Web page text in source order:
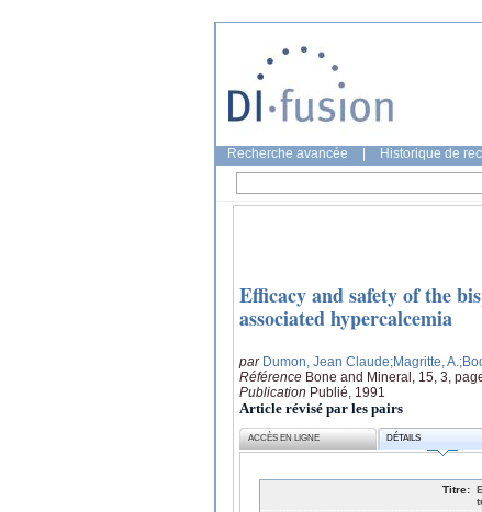
Recherche avancée Historique de
Efficacy and safety of the
associated hypercalcemia
par Dumon, Jean Claude;Magritte, A.
Référence Bone and Mineral, 15, 3,
Publication Publié, 1991
Article révisé par les pairs
ACCÈS EN LIGNE DÉTAILS
Titre: